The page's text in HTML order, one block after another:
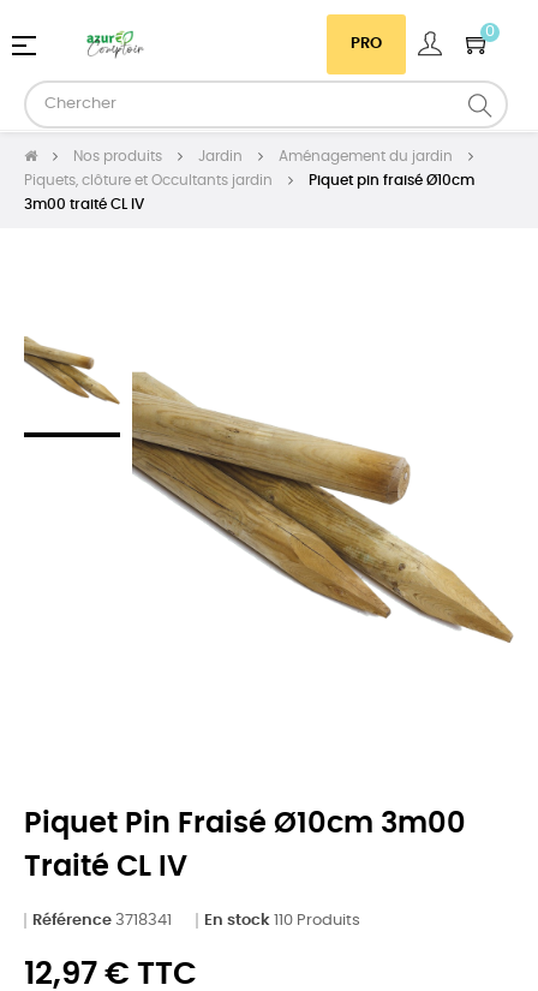
PRO
0
Basculer
navigation
☰
Nos produits Jardin
Aménagement du jardin
Piquets, clôture et Occultants jardin
Piquet pin fraisé Ø10cm
3m00 traité CL IV
Piquet Pin Fraisé Ø10cm 3m00
Traité CL IV
Référence 3718341 En stock 110 Produits
12,97 € TTC